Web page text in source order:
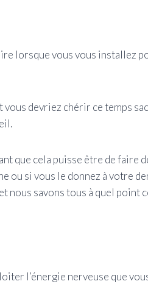
lorsque vous vous installez
devriez chérir ce temps
que cela puisse être de faire
ou si vous le donnez à votre
nous savons tous à quel point
l’énergie nerveuse que